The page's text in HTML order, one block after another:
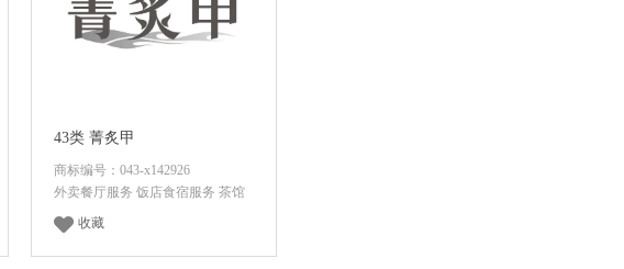
43类 菁炙甲
商标编号：043-x142926
外卖餐厅服务 饭店食宿服务 茶馆
收藏